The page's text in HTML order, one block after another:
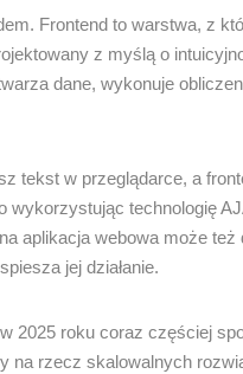
Frontend to warstwa, z
z myślą o
dane, wykonuje
tekst w przeglądarce, a
wykorzystując technologię
aplikacja webowa może też
jej działanie.
2025 roku coraz częściej
na rzecz skalowalnych